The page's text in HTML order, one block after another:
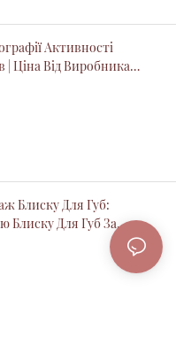
Активності
| Ціна Від Виробника
Блиску Для Губ:
Блиску Для Губ За
Концепцій
Ціною - Thincen